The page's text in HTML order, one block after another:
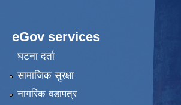
eGov services
घटना दर्ता
सामाजिक सुरक्षा
नागरिक वडापत्र